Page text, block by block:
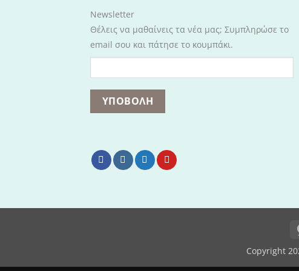
Newsletter
Θέλεις να μαθαίνεις τα νέα μας; Συμπληρώσε το
email σου και πάτησε το κουμπάκι.
Copyright